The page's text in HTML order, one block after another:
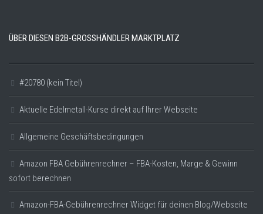
ÜBER DIESEN B2B-GROSSHÄNDLER MARKTPLATZ
#20780 (kein Titel)
Aktuelle Edelmetall-Kurse direkt auf Ihrer Webseite
Allgemeine Geschäftsbedingungen
Amazon FBA Gebührenrechner – FBA-Kosten, Marge & Gewinn
sofort berechnen
Amazon-FBA-Gebührenrechner Widget für deinen Blog/Webseite